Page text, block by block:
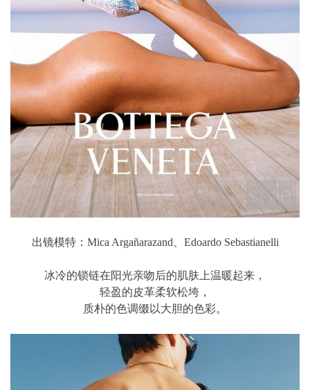
出镜模特：Mica Argañarazand、Edoardo Sebastianelli
冰冷的锁链在阳光亲吻后的肌肤上温暖起来，
轻盈的皮革柔软松垮，
质朴的色调缀以大胆的色彩。